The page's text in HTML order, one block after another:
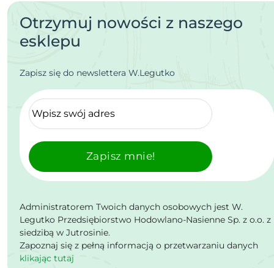
Otrzymuj nowości z naszego
esklepu
Zapisz się do newslettera W.Legutko
Zapisz mnie!
Administratorem Twoich danych osobowych jest W.
Legutko Przedsiębiorstwo Hodowlano-Nasienne Sp. z o.o. z
siedzibą w Jutrosinie.
Zapoznaj się z pełną informacją o przetwarzaniu danych
klikając tutaj